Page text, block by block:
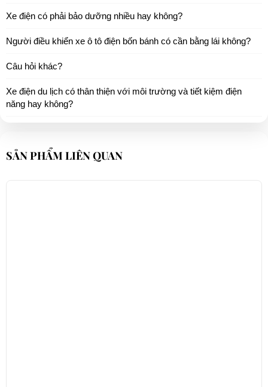
Xe điện có phải bảo dưỡng nhiều hay không?
Người điều khiển xe ô tô điện bốn bánh có cần bằng lái không?
Câu hỏi khác?
Xe điện du lịch có thân thiện với môi trường và tiết kiệm điện
năng hay không?
SẢN PHẨM LIÊN QUAN